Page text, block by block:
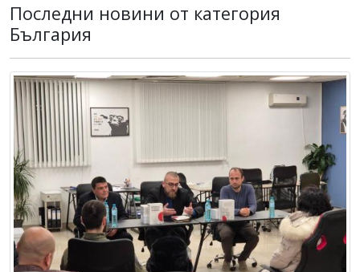
Последни новини от категория
България